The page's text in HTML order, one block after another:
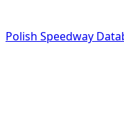
Polish Speedway